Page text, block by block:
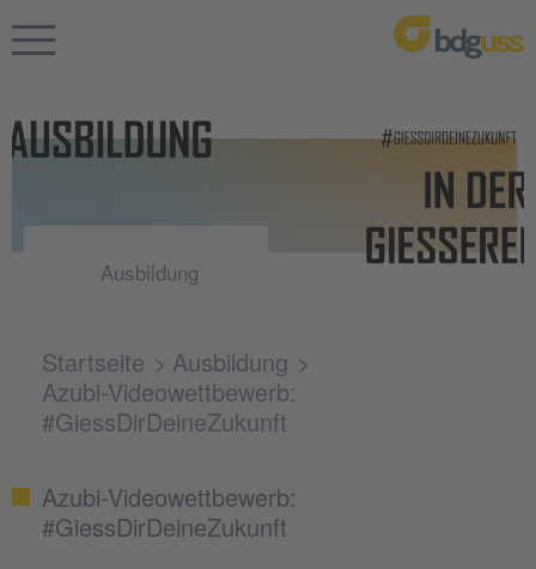
Ausbildung
Startseite
Ausbildung
Azubi-Videowettbewerb:
#GiessDirDeineZukunft
Azubi-Videowettbewerb:
#GiessDirDeineZukunft